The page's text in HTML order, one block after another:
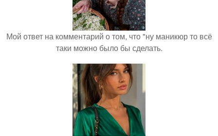
Мой ответ на комментарий о том, что "ну маникюр то всё
таки можно было бы сделать.